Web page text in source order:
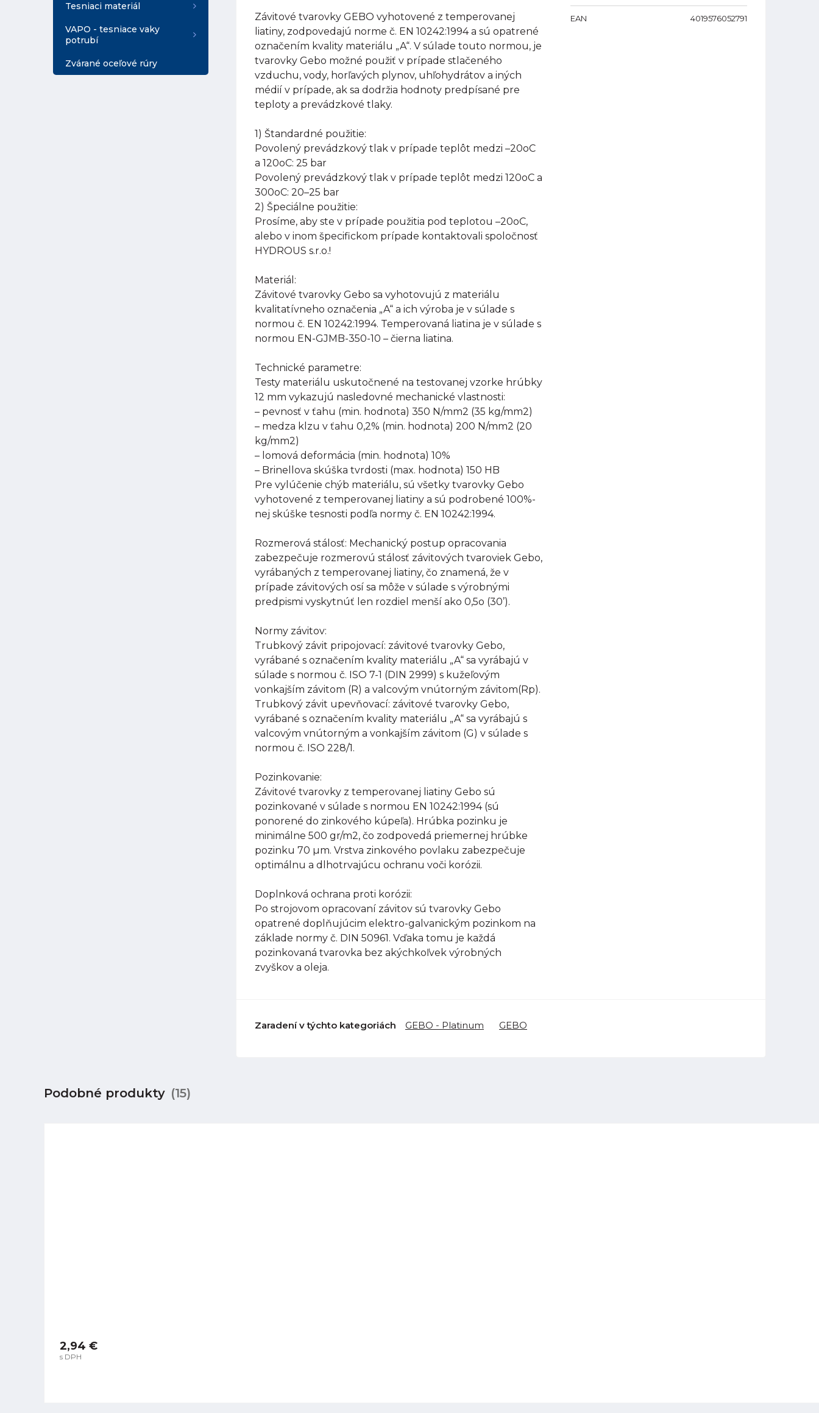
Tesniaci materiál
VAPO - tesniace vaky
potrubí
Zvárané oceľové rúry
Závitové tvarovky GEBO vyhotovené z temperovanej
liatiny, zodpovedajú norme č. EN 10242:1994 a sú opatrené
označením kvality materiálu „A“. V súlade touto normou, je
tvarovky Gebo možné použiť v prípade stlačeného
vzduchu, vody, horľavých plynov, uhľohydrátov a iných
médií v prípade, ak sa dodržia hodnoty predpísané pre
teploty a prevádzkové tlaky.
1) Štandardné použitie:
Povolený prevádzkový tlak v prípade teplôt medzi –20oC
a 120oC: 25 bar
Povolený prevádzkový tlak v prípade teplôt medzi 120oC a
300oC: 20–25 bar
2) Špeciálne použitie:
Prosíme, aby ste v prípade použitia pod teplotou –20oC,
alebo v inom špecifickom prípade kontaktovali spoločnosť
HYDROUS s.r.o.!
Materiál:
Závitové tvarovky Gebo sa vyhotovujú z materiálu
kvalitatívneho označenia „A“ a ich výroba je v súlade s
normou č. EN 10242:1994. Temperovaná liatina je v súlade s
normou EN-GJMB-350-10 – čierna liatina.
Technické parametre:
Testy materiálu uskutočnené na testovanej vzorke hrúbky
12 mm vykazujú nasledovné mechanické vlastnosti:
– pevnosť v ťahu (min. hodnota) 350 N/mm2 (35 kg/mm2)
– medza klzu v ťahu 0,2% (min. hodnota) 200 N/mm2 (20
kg/mm2)
– lomová deformácia (min. hodnota) 10%
– Brinellova skúška tvrdosti (max. hodnota) 150 HB
Pre vylúčenie chýb materiálu, sú všetky tvarovky Gebo
vyhotovené z temperovanej liatiny a sú podrobené 100%-
nej skúške tesnosti podľa normy č. EN 10242:1994.
Rozmerová stálosť: Mechanický postup opracovania
zabezpečuje rozmerovú stálosť závitových tvaroviek Gebo,
vyrábaných z temperovanej liatiny, čo znamená, že v
prípade závitových osí sa môže v súlade s výrobnými
predpismi vyskytnúť len rozdiel menší ako 0,5o (30’).
Normy závitov:
Trubkový závit pripojovací: závitové tvarovky Gebo,
vyrábané s označením kvality materiálu „A“ sa vyrábajú v
súlade s normou č. ISO 7-1 (DIN 2999) s kužeľovým
vonkajším závitom (R) a valcovým vnútorným závitom(Rp).
Trubkový závit upevňovací: závitové tvarovky Gebo,
vyrábané s označením kvality materiálu „A“ sa vyrábajú s
valcovým vnútorným a vonkajším závitom (G) v súlade s
normou č. ISO 228/1.
Pozinkovanie:
Závitové tvarovky z temperovanej liatiny Gebo sú
pozinkované v súlade s normou EN 10242:1994 (sú
ponorené do zinkového kúpeľa). Hrúbka pozinku je
minimálne 500 gr/m2, čo zodpovedá priemernej hrúbke
pozinku 70 µm. Vrstva zinkového povlaku zabezpečuje
optimálnu a dlhotrvajúcu ochranu voči korózii.
Doplnková ochrana proti korózii:
Po strojovom opracovaní závitov sú tvarovky Gebo
opatrené doplňujúcim elektro-galvanickým pozinkom na
základe normy č. DIN 50961. Vďaka tomu je každá
pozinkovaná tvarovka bez akýchkoľvek výrobných
zvyškov a oleja.
EAN 4019576052791
Zaradení v týchto kategoriách GEBO - Platinum GEBO
Podobné produkty (15)
2,94 €
s DPH